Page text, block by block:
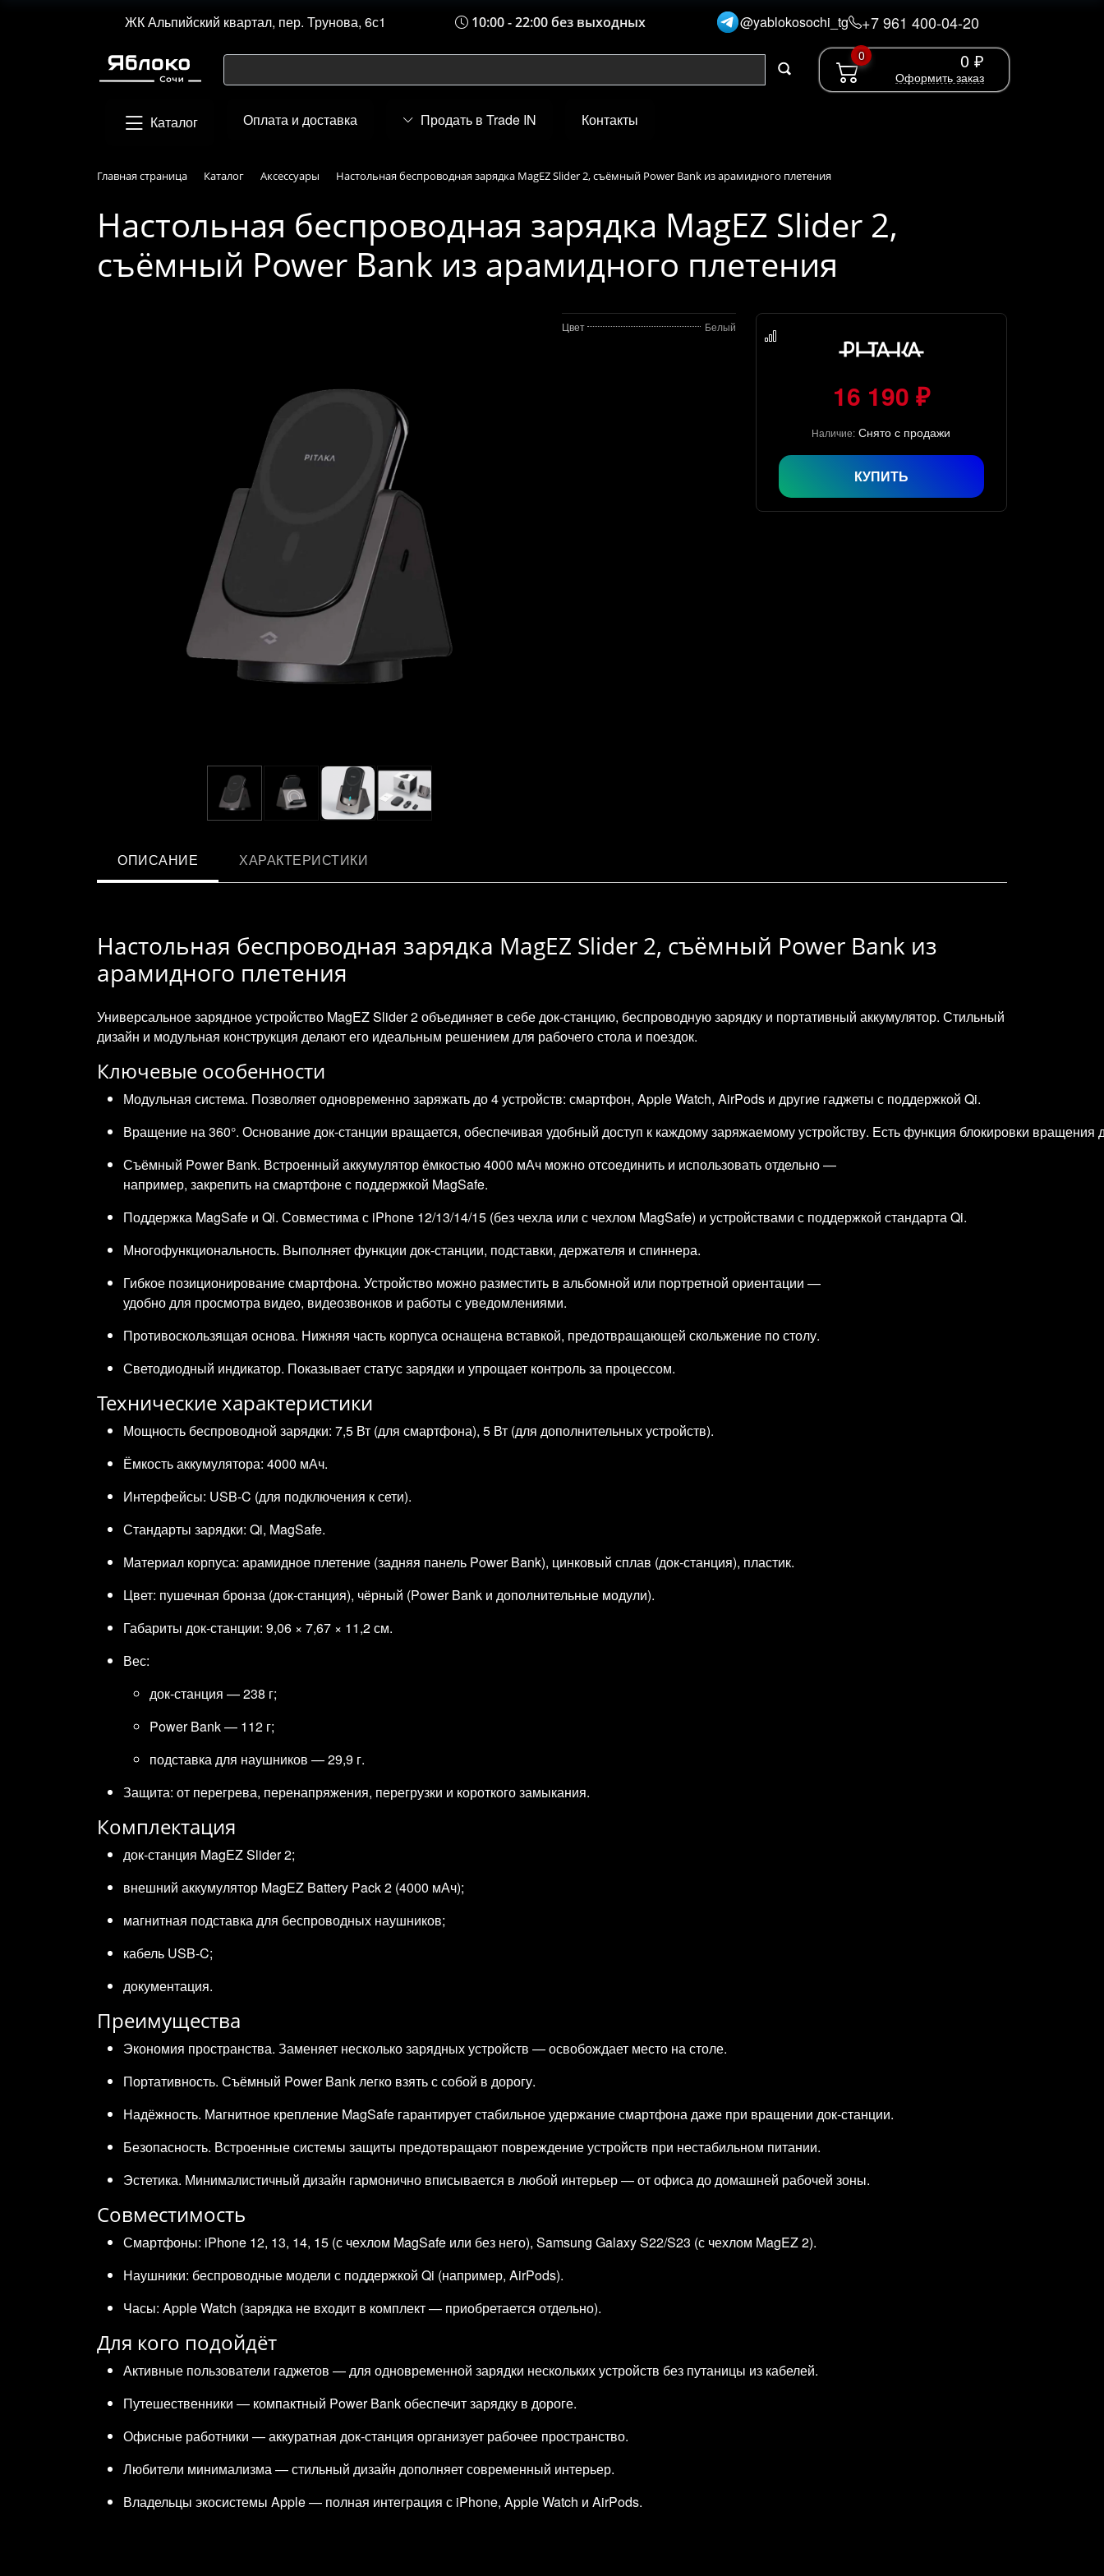
ЖК Альпийский квартал, пер. Трунова, 6с1 10:00 - 22:00 без выходных @yablokosochi_tg +7 961 400-04-20
0 0 ₽
Оформить заказ
Каталог Оплата и доставка Продать в Trade IN Контакты
Главная страница Каталог Аксессуары Настольная беспроводная зарядка MagEZ Slider 2, съёмный Power Bank из арамидного плетения
Настольная беспроводная зарядка MagEZ Slider 2,
съёмный Power Bank из арамидного плетения
Цвет Белый
16 190 ₽
Наличие: Снято с продажи
КУПИТЬ
ОПИСАНИЕ ХАРАКТЕРИСТИКИ
Настольная беспроводная зарядка MagEZ Slider 2, съёмный Power Bank из
арамидного плетения
Универсальное зарядное устройство MagEZ Slider 2 объединяет в себе док‑станцию, беспроводную зарядку и портативный аккумулятор. Стильный
дизайн и модульная конструкция делают его идеальным решением для рабочего стола и поездок.
Ключевые особенности
Модульная система. Позволяет одновременно заряжать до 4 устройств: смартфон, Apple Watch, AirPods и другие гаджеты с поддержкой Qi.
Вращение на 360°. Основание док‑станции вращается, обеспечивая удобный доступ к каждому заряжаемому устройству. Есть функция блокировки
Съёмный Power Bank. Встроенный аккумулятор ёмкостью 4000 мАч можно отсоединить и использовать отдельно —
например, закрепить на смартфоне с поддержкой MagSafe.
Поддержка MagSafe и Qi. Совместима с iPhone 12/13/14/15 (без чехла или с чехлом MagSafe) и устройствами с поддержкой стандарта Qi.
Многофункциональность. Выполняет функции док‑станции, подставки, держателя и спиннера.
Гибкое позиционирование смартфона. Устройство можно разместить в альбомной или портретной ориентации —
удобно для просмотра видео, видеозвонков и работы с уведомлениями.
Противоскользящая основа. Нижняя часть корпуса оснащена вставкой, предотвращающей скольжение по столу.
Светодиодный индикатор. Показывает статус зарядки и упрощает контроль за процессом.
Технические характеристики
Мощность беспроводной зарядки: 7,5 Вт (для смартфона), 5 Вт (для дополнительных устройств).
Ёмкость аккумулятора: 4000 мАч.
Интерфейсы: USB‑C (для подключения к сети).
Стандарты зарядки: Qi, MagSafe.
Материал корпуса: арамидное плетение (задняя панель Power Bank), цинковый сплав (док‑станция), пластик.
Цвет: пушечная бронза (док‑станция), чёрный (Power Bank и дополнительные модули).
Габариты док‑станции: 9,06 × 7,67 × 11,2 см.
Вес:
док‑станция — 238 г;
Power Bank — 112 г;
подставка для наушников — 29,9 г.
Защита: от перегрева, перенапряжения, перегрузки и короткого замыкания.
Комплектация
док‑станция MagEZ Slider 2;
внешний аккумулятор MagEZ Battery Pack 2 (4000 мАч);
магнитная подставка для беспроводных наушников;
кабель USB‑C;
документация.
Преимущества
Экономия пространства. Заменяет несколько зарядных устройств — освобождает место на столе.
Портативность. Съёмный Power Bank легко взять с собой в дорогу.
Надёжность. Магнитное крепление MagSafe гарантирует стабильное удержание смартфона даже при вращении док‑станции.
Безопасность. Встроенные системы защиты предотвращают повреждение устройств при нестабильном питании.
Эстетика. Минималистичный дизайн гармонично вписывается в любой интерьер — от офиса до домашней рабочей зоны.
Совместимость
Смартфоны: iPhone 12, 13, 14, 15 (с чехлом MagSafe или без него), Samsung Galaxy S22/S23 (с чехлом MagEZ 2).
Наушники: беспроводные модели с поддержкой Qi (например, AirPods).
Часы: Apple Watch (зарядка не входит в комплект — приобретается отдельно).
Для кого подойдёт
Активные пользователи гаджетов — для одновременной зарядки нескольких устройств без путаницы из кабелей.
Путешественники — компактный Power Bank обеспечит зарядку в дороге.
Офисные работники — аккуратная док‑станция организует рабочее пространство.
Любители минимализма — стильный дизайн дополняет современный интерьер.
Владельцы экосистемы Apple — полная интеграция с iPhone, Apple Watch и AirPods.